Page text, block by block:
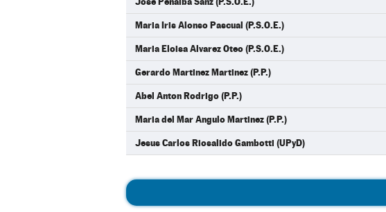
Maria Iris Alonso Pascual (P.S.O.E.)
Maria Eloisa Alvarez Oteo (P.S.O.E.)
Gerardo Martinez Martinez (P.P.)
Abel Anton Rodrigo (P.P.)
Maria del Mar Angulo Martinez (P.P.)
Jesus Carlos Riosalido Gambotti (UPyD)